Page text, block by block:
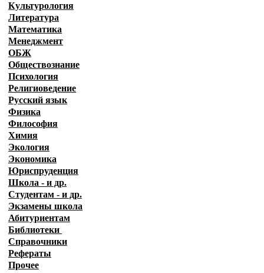
Культурология
Литература
Математика
Менеджмент
ОБЖ
Обществознание
Психология
Религиоведение
Русский язык
Физика
Философия
Химия
Экология
Экономика
Юриспруденция
Школа - и др.
Студентам - и др.
Экзамены школа
Абитуриентам
Библиотеки
Справочники
Рефераты
Прочее